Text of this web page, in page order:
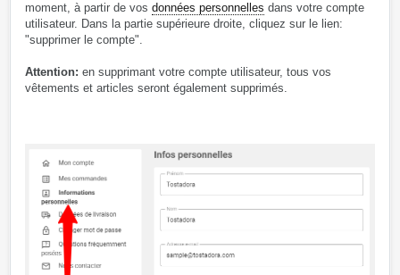
moment, à partir de vos données personnelles dans votre compte
utilisateur. Dans la partie supérieure droite, cliquez sur le lien:
"supprimer le compte".
Attention: en supprimant votre compte utilisateur, tous vos
vêtements et articles seront également supprimés.